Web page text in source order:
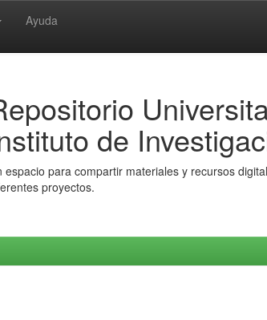
Ayuda
de
espacio para compartir materiales y recursos
proyectos.